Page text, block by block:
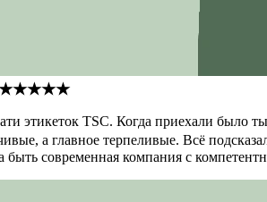
этикеток TSC. Когда приехали было
а главное терпеливые. Всё
быть современная компания с